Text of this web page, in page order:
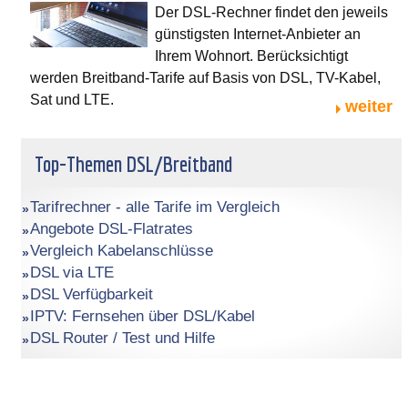
Der DSL-Rechner findet den jeweils
günstigsten Internet-Anbieter an
Ihrem Wohnort. Berücksichtigt
werden Breitband-Tarife auf Basis von DSL, TV-Kabel,
Sat und LTE.
weiter
Top-Themen DSL/Breitband
Tarifrechner - alle Tarife im Vergleich
Angebote DSL-Flatrates
Vergleich Kabelanschlüsse
DSL via LTE
DSL Verfügbarkeit
IPTV: Fernsehen über DSL/Kabel
DSL Router / Test und Hilfe